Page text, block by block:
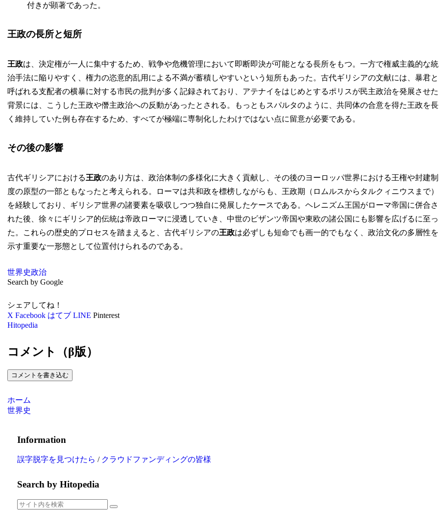
付きが顕著であった。
王政の長所と短所
王政は、決定権が一人に集中するため、戦争や危機管理において即断即決が可能となる長所をもつ。一方で権威主義的な統
治手法に陥りやすく、権力の恣意的乱用による不満が蓄積しやすいという短所もあった。古代ギリシアの文献には、暴君と
呼ばれる支配者の横暴に対する市民の批判が多く記録されており、アテナイをはじめとするポリスが民主政治を発展させた
背景には、こうした王政や僭主政治への反動があったとされる。もっともスパルタのように、共同体の合意を得た王政を長
く維持していた例も存在するため、すべてが極端に専制化したわけではない点に留意が必要である。
その後の影響
古代ギリシアにおける王政のあり方は、政治体制の多様化に大きく貢献し、その後のヨーロッパ世界における王権や封建制
度の原型の一部ともなったと考えられる。ローマは共和政を標榜しながらも、王政期（ロムルスからタルクィニウスまで）
を経験しており、ギリシア世界の諸要素を吸収しつつ独自に発展したケースである。ヘレニズム王国がローマ帝国に併合さ
れた後、徐々にギリシア的伝統は帝政ローマに浸透していき、中世のビザンツ帝国や東欧の諸公国にも影響を広げるに至っ
た。これらの歴史的プロセスを踏まえると、古代ギリシアの王政は必ずしも短命でも画一的でもなく、政治文化の多層性を
示す重要な一形態として位置付けられるのである。
世界史政治
Search by Google
シェアしてね！
X Facebook はてブ LINE Pinterest
Hitopedia
コメント（β版）
コメントを書き込む
ホーム
世界史
Information
誤字脱字を見つけたら / クラウドファンディングの皆様
Search by Hitopedia